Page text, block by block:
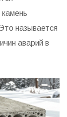
называется
аварий в